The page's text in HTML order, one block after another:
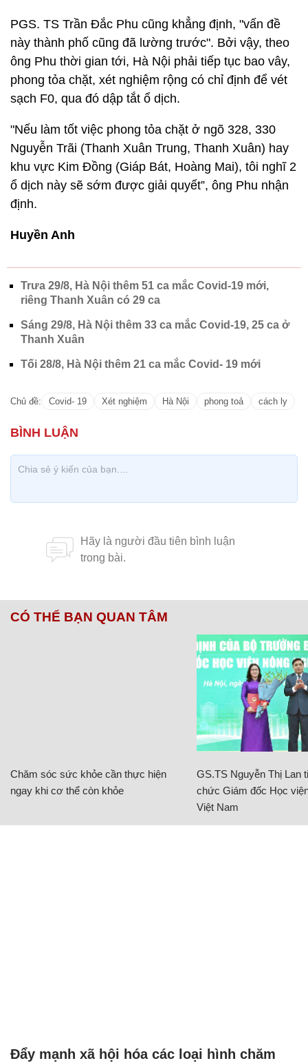
PGS. TS Trần Đắc Phu cũng khẳng định, "vấn đề
này thành phố cũng đã lường trước". Bởi vậy, theo
ông Phu thời gian tới, Hà Nội phải tiếp tục bao vây,
phong tỏa chặt, xét nghiệm rộng có chỉ định để vét
sạch F0, qua đó dập tắt ổ dịch.
"Nếu làm tốt việc phong tỏa chặt ở ngõ 328, 330
Nguyễn Trãi (Thanh Xuân Trung, Thanh Xuân) hay
khu vực Kim Đồng (Giáp Bát, Hoàng Mai), tôi nghĩ 2
ổ dịch này sẽ sớm được giải quyết”, ông Phu nhận
định.
Huyền Anh
Trưa 29/8, Hà Nội thêm 51 ca mắc Covid-19 mới,
riêng Thanh Xuân có 29 ca
Sáng 29/8, Hà Nội thêm 33 ca mắc Covid-19, 25 ca ở
Thanh Xuân
Tối 28/8, Hà Nội thêm 21 ca mắc Covid- 19 mới
Chủ đề: Covid- 19 Xét nghiệm Hà Nội phong toả cách ly
CÓ THỂ BẠN QUAN TÂM
Chăm sóc sức khỏe cần thực hiện
ngay khi cơ thể còn khỏe
GS.TS Nguyễn Thị Lan
chức Giám đốc Học
Việt Nam
Đẩy mạnh xã hội hóa các loại hình chăm